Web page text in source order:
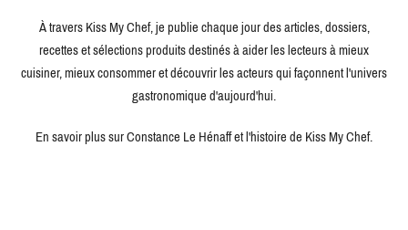
À travers Kiss My Chef, je publie chaque jour des articles, dossiers,
recettes et sélections produits destinés à aider les lecteurs à mieux
cuisiner, mieux consommer et découvrir les acteurs qui façonnent l'univers
gastronomique d'aujourd'hui.
En savoir plus sur Constance Le Hénaff et l'histoire de Kiss My Chef.